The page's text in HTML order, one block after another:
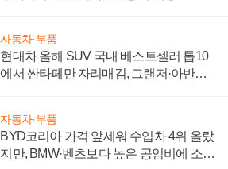
자동차·부품
현대차 올해 SUV 국내 베스트셀러 톱10
에서 싼타페만 자리매김, 그랜저·아반떼
자동차·부품
BYD코리아 가격 앞세워 수입차 4위 올랐
지만, BMW·벤츠보다 높은 공임비에 소비